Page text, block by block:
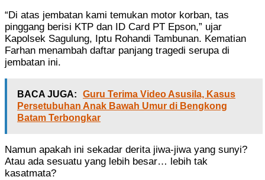
“Di atas jembatan kami temukan motor korban, tas
pinggang berisi KTP dan ID Card PT Epson,” ujar
Kapolsek Sagulung, Iptu Rohandi Tambunan. Kematian
Farhan menambah daftar panjang tragedi serupa di
jembatan ini.
BACA JUGA:
Guru Terima Video Asusila, Kasus
Persetubuhan Anak Bawah Umur di Bengkong
Batam Terbongkar
Namun apakah ini sekadar derita jiwa-jiwa yang sunyi?
Atau ada sesuatu yang lebih besar… lebih tak
kasatmata?